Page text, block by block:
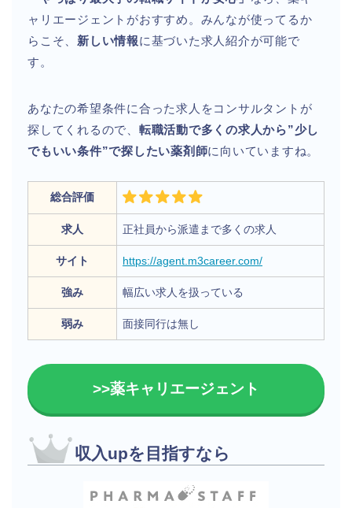
ャリエージェントがおすすめ。みんなが使ってるか
らこそ、 新しい情報に基づいた求人紹介が可能で
す。
あなたの希望条件に合った求人をコンサルタントが
探してくれるので、 転職活動で多くの求人から”少し
でもいい条件”で探したい薬剤師に向いていますね。
総合評価
求人 正社員から派遣まで多くの求人
サイト https://agent.m3career.com/
強み 幅広い求人を扱っている
弱み 面接同行は無し
>>薬キャリエージェント
収入upを目指すなら